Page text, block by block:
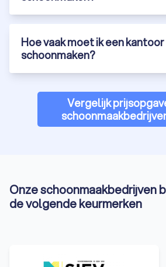
Hoe vaak moet ik een
schoonmaken?
Vergelijk
Onze schoonmaakbedrijven
de volgende keurmerken